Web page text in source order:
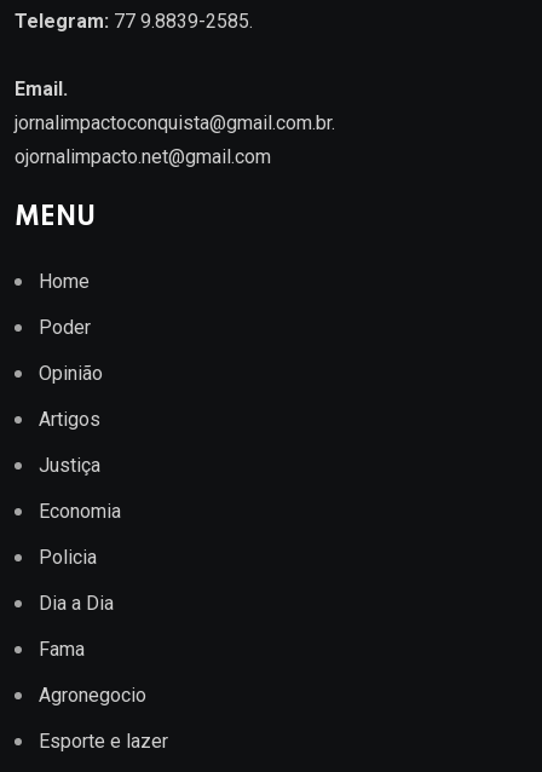
Telegram: 77 9.8839-2585.
Email.
jornalimpactoconquista@gmail.com.br.
ojornalimpacto.net@gmail.com
MENU
Home
Poder
Opinião
Artigos
Justiça
Economia
Policia
Dia a Dia
Fama
Agronegocio
Esporte e lazer